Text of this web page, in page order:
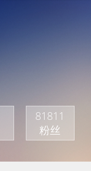
81811
粉丝